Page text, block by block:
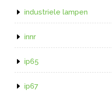
industriele lampen
innr
ip65
ip67